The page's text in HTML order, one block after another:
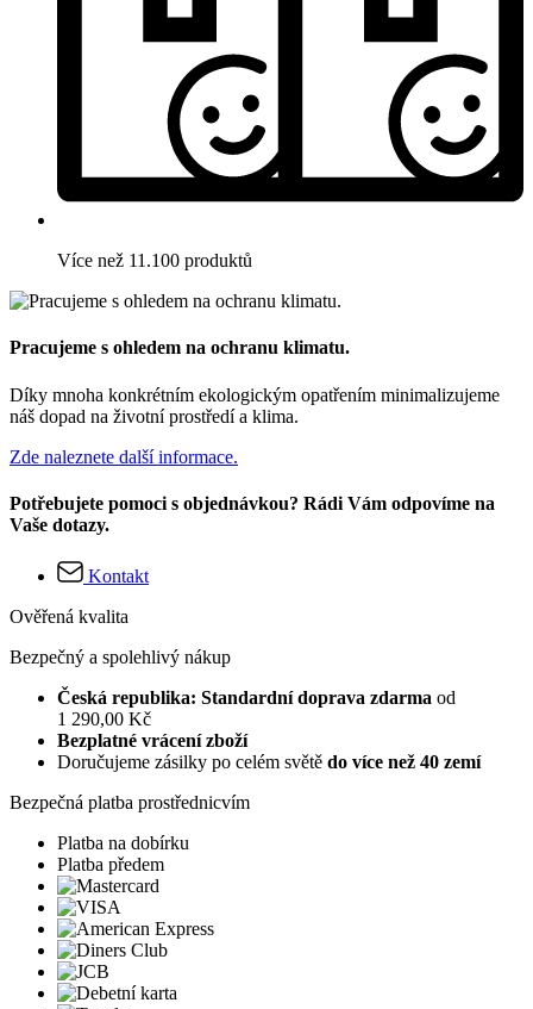
Více než 11.100 produktů
Pracujeme s ohledem na ochranu klimatu.
Díky mnoha konkrétním ekologickým opatřením minimalizujeme
náš dopad na životní prostředí a klima.
Zde naleznete další informace.
Potřebujete pomoci s objednávkou? Rádi Vám odpovíme na
Vaše dotazy.
Kontakt
Ověřená kvalita
Bezpečný a spolehlivý nákup
Česká republika: Standardní doprava zdarma od
1 290,00 Kč
Bezplatné vrácení zboží
Doručujeme zásilky po celém světě do více než 40 zemí
Bezpečná platba prostřednicvím
Platba na dobírku
Platba předem